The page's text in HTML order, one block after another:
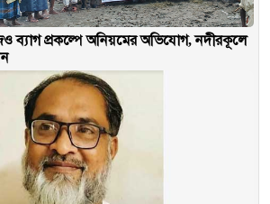
ব্যাগ প্রকল্পে অনিয়মের অভিযোগ, নদীরকূলে